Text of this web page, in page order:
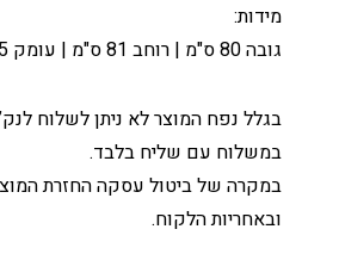
מידות:
גובה 80 ס"מ | רוחב 81 ס"מ | עומק 35 ס"מ
בגלל נפח המוצר לא ניתן לשלוח
במשלוח עם שליח בלבד.
במקרה של ביטול עסקה החזרת
ובאחריות הלקוח.